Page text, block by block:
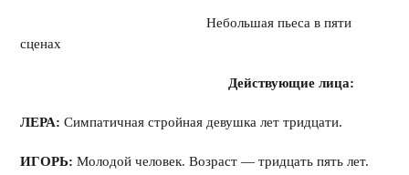
Небольшая пьеса в пяти
сценах
Действующие лица:
ЛЕРА: Симпатичная стройная девушка лет тридцати.
ИГОРЬ: Молодой человек. Возраст — тридцать пять лет.